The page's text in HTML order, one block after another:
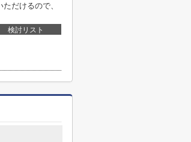
だけるので、
検討リスト